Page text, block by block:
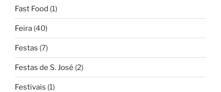
Fast Food (1)
Feira (40)
Festas (7)
Festas de S. José (2)
Festivais (1)